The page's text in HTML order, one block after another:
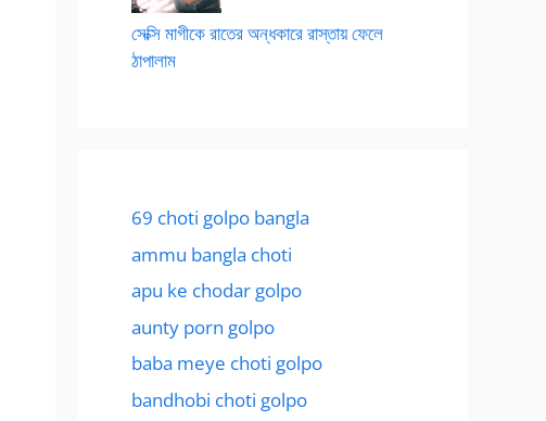
সেক্সি মাগীকে রাতের অন্ধকারে রাস্তায় ফেলে
ঠাপালাম
69 choti golpo bangla
ammu bangla choti
apu ke chodar golpo
aunty porn golpo
baba meye choti golpo
bandhobi choti golpo